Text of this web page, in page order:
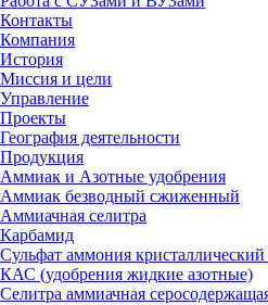
Контакты
Компания
История
Миссия и цели
Управление
Проекты
География деятельности
Продукция
Аммиак и Азотные удобрения
Аммиак безводный сжиженный
Аммиачная селитра
Карбамид
Сульфат аммония
КАС (удобрения жидкие азотные)
Селитра аммиачная